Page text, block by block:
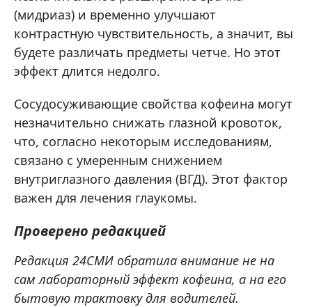
(мидриаз) и временно улучшают
контрастную чувствительность, а значит, вы
будете различать предметы четче. Но этот
эффект длится недолго.
Сосудосуживающие свойства кофеина могут
незначительно снижать глазной кровоток,
что, согласно некоторым исследованиям,
связано с умеренным снижением
внутриглазного давления (ВГД). Этот фактор
важен для лечения глаукомы.
Проверено редакцией
Редакция 24СМИ обратила внимание не на
сам лабораторный эффект кофеина, а на его
бытовую трактовку для водителей.